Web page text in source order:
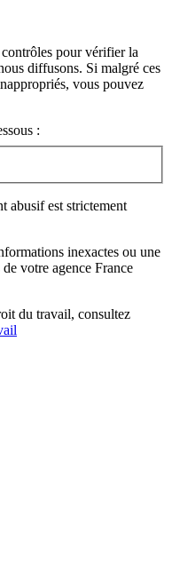
pour vérifier la
diffusons. Si malgré ces
vous pouvez
:
abusif est strictement
inexactes ou une
votre agence France
du travail, consultez